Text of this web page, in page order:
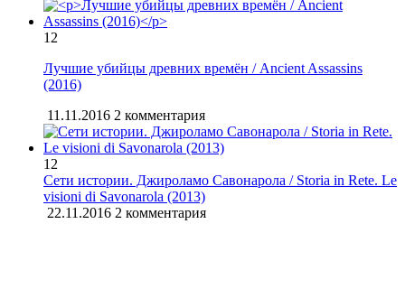
12
Лучшие убийцы древних времён / Ancient Assassins
(2016)
11.11.2016 2 комментария
12
Сети истории. Джироламо Савонарола / Storia in Rete. Le
visioni di Savonarola (2013)
22.11.2016 2 комментария